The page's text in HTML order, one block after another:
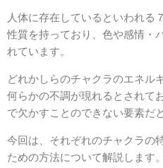
人体に存在しているといわれる
性質を持っており、色や感情・
れています。
どれかしらのチャクラのエネル
何らかの不調が現れるとされて
で欠かすことのできない要素だ
今回は、それぞれのチャクラの
ための方法について解説します。